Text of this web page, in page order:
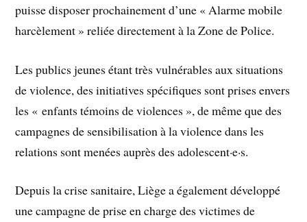
puisse disposer prochainement d’une « Alarme mobile
harcèlement » reliée directement à la Zone de Police.
Les publics jeunes étant très vulnérables aux situations
de violence, des initiatives spécifiques sont prises envers
les « enfants témoins de violences », de même que des
campagnes de sensibilisation à la violence dans les
relations sont menées auprès des adolescent·e·s.
Depuis la crise sanitaire, Liège a également développé
une campagne de prise en charge des victimes de